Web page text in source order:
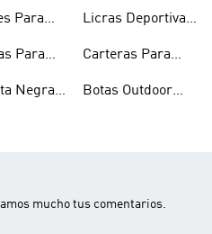
Para
Para
Negra
Hombre
Licras Deportivas
Carteras Para
Botas Outdoor
mucho tus comentarios.